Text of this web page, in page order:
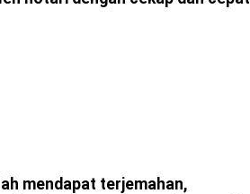
mendapat terjemahan,